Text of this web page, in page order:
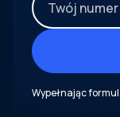
Wypełnając